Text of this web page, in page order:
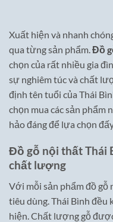
Xuất hiện và nhanh
qua từng sản phẩm. Đồ
chọn của rất nhiều gia
sự nghiêm túc và chất
định tên tuổi của Thái
chọn mua các sản phẩm
hảo đáng để lựa chọn
Đồ gỗ nội thất Thái
chất lượng
Với mỗi sản phẩm đồ
tiêu dùng. Thái Bình
hiện. Chất lượng gỗ